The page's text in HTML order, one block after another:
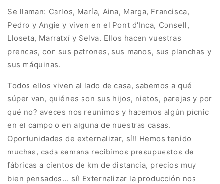
Se llaman: Carlos, María, Aina, Marga, Francisca,
Pedro y Angie y viven en el Pont d'Inca, Consell,
Lloseta, Marratxí y Selva. Ellos hacen vuestras
prendas, con sus patrones, sus manos, sus planchas y
sus máquinas.
Todos ellos viven al lado de casa, sabemos a qué
súper van, quiénes son sus hijos, nietos, parejas y por
qué no? aveces nos reunimos y hacemos algún pícnic
en el campo o en alguna de nuestras casas.
Oportunidades de externalizar, sí!! Hemos tenido
muchas, cada semana recibimos presupuestos de
fábricas a cientos de km de distancia, precios muy
bien pensados... sí! Externalizar la producción nos